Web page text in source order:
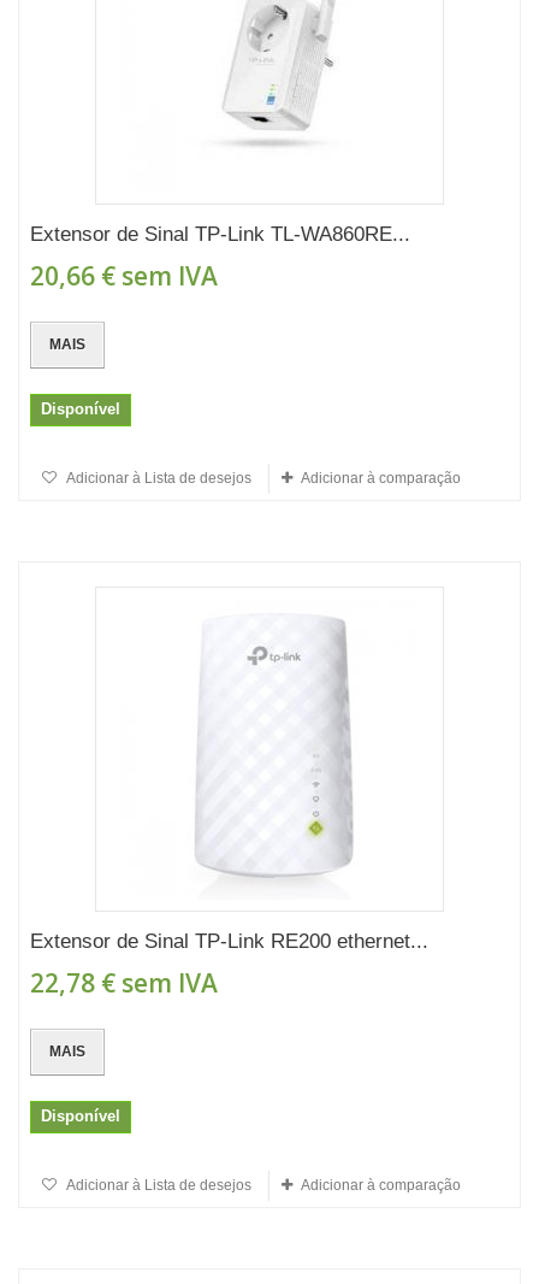
Extensor de Sinal TP-Link TL-WA860RE...
20,66 € sem IVA
MAIS
Disponível
Adicionar à Lista de desejos Adicionar à comparação
Extensor de Sinal TP-Link RE200 ethernet...
22,78 € sem IVA
MAIS
Disponível
Adicionar à Lista de desejos Adicionar à comparação